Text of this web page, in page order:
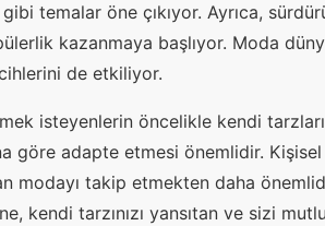
temalar öne çıkıyor. Ayrıca,
kazanmaya başlıyor. Moda
de etkiliyor.
isteyenlerin öncelikle kendi
göre adapte etmesi önemlidir.
modayı takip etmekten daha
kendi tarzınızı yansıtan ve sizi